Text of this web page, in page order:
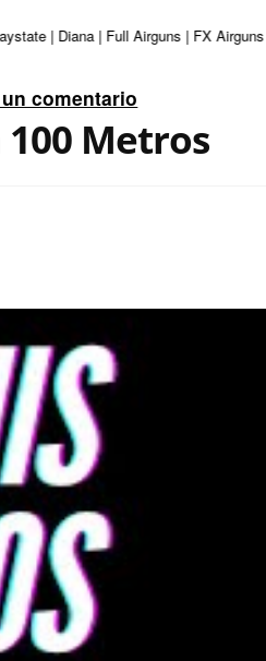
Diana | Full Airguns | FX Airguns |
comentario
Metros